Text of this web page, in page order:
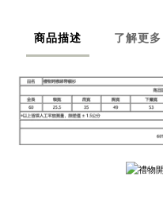
商品描述 了解更多